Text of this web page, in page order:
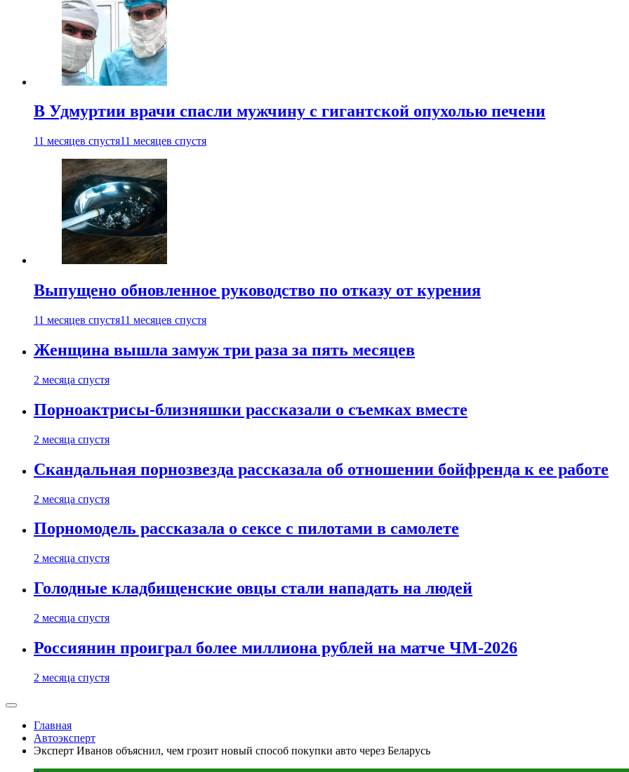
В Удмуртии врачи спасли мужчину с гигантской опухолью печени
11 месяцев спустя11 месяцев спустя
Выпущено обновленное руководство по отказу от курения
11 месяцев спустя11 месяцев спустя
Женщина вышла замуж три раза за пять месяцев
2 месяца спустя
Порноактрисы-близняшки рассказали о съемках вместе
2 месяца спустя
Скандальная порнозвезда рассказала об отношении бойфренда к ее работе
2 месяца спустя
Порномодель рассказала о сексе с пилотами в самолете
2 месяца спустя
Голодные кладбищенские овцы стали нападать на людей
2 месяца спустя
Россиянин проиграл более миллиона рублей на матче ЧМ-2026
2 месяца спустя
Главная
Автоэксперт
Эксперт Иванов объяснил, чем грозит новый способ покупки авто через Беларусь